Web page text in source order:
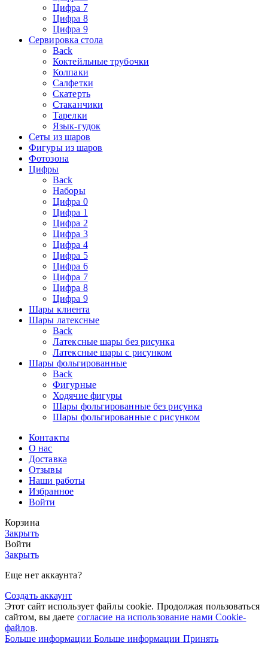
Цифра 7
Цифра 8
Цифра 9
Сервировка стола
Back
Коктейльные трубочки
Колпаки
Салфетки
Скатерть
Стаканчики
Тарелки
Язык-гудок
Сеты из шаров
Фигуры из шаров
Фотозона
Цифры
Back
Наборы
Цифра 0
Цифра 1
Цифра 2
Цифра 3
Цифра 4
Цифра 5
Цифра 6
Цифра 7
Цифра 8
Цифра 9
Шары клиента
Шары латексные
Back
Латексные шары без рисунка
Латексные шары с рисунком
Шары фольгированные
Back
Фигурные
Ходячие фигуры
Шары фольгированные без рисунка
Шары фольгированные с рисунком
Контакты
О нас
Доставка
Отзывы
Наши работы
Избранное
Войти
Корзина
Закрыть
Войти
Закрыть
Еще нет аккаунта?
Создать аккаунт
Этот сайт использует файлы cookie. Продолжая пользоваться
сайтом, вы даете согласие на использование нами Cookie-
файлов.
Больше информации Больше информации Принять